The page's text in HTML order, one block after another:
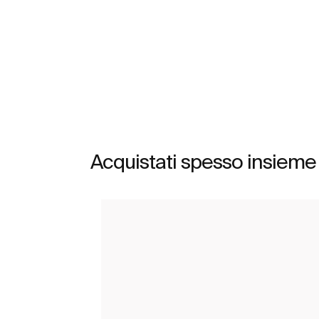
Acquistati spesso insieme